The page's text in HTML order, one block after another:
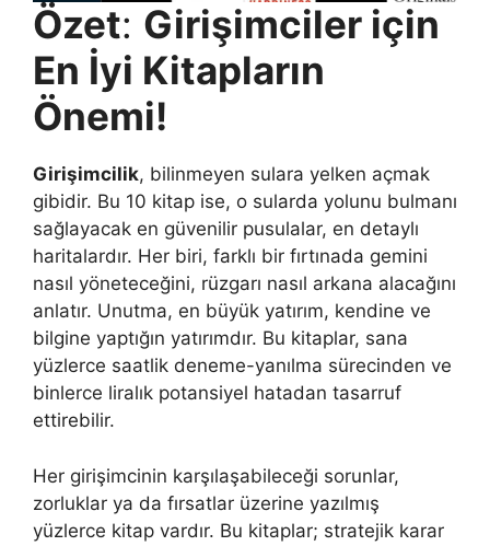
Özet: Girişimciler için
En İyi Kitapların
Önemi!
Girişimcilik, bilinmeyen sulara yelken açmak
gibidir. Bu 10 kitap ise, o sularda yolunu bulmanı
sağlayacak en güvenilir pusulalar, en detaylı
haritalardır. Her biri, farklı bir fırtınada gemini
nasıl yöneteceğini, rüzgarı nasıl arkana alacağını
anlatır. Unutma, en büyük yatırım, kendine ve
bilgine yaptığın yatırımdır. Bu kitaplar, sana
yüzlerce saatlik deneme-yanılma sürecinden ve
binlerce liralık potansiyel hatadan tasarruf
ettirebilir.
Her girişimcinin karşılaşabileceği sorunlar,
zorluklar ya da fırsatlar üzerine yazılmış
yüzlerce kitap vardır. Bu kitaplar; stratejik karar